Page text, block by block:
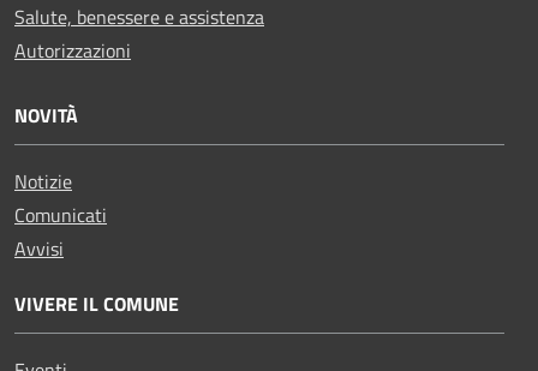
Salute, benessere e assistenza
Autorizzazioni
NOVITÀ
Notizie
Comunicati
Avvisi
VIVERE IL COMUNE